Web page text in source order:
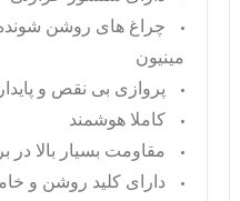
چراغ های روشن
مینیون
پروازی بی نقص و پایدار
کاملا هوشمند
مقاومت بسیار بالا در
دارای کلید روشن و